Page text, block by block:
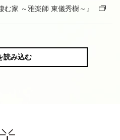
家 ～雅楽師 東儀秀樹～』
読み込む